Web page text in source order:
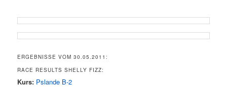
ERGEBNISSE VOM 30.05.2011:
RACE RESULTS SHELLY FIZZ:
Kurs: Pslande B-2